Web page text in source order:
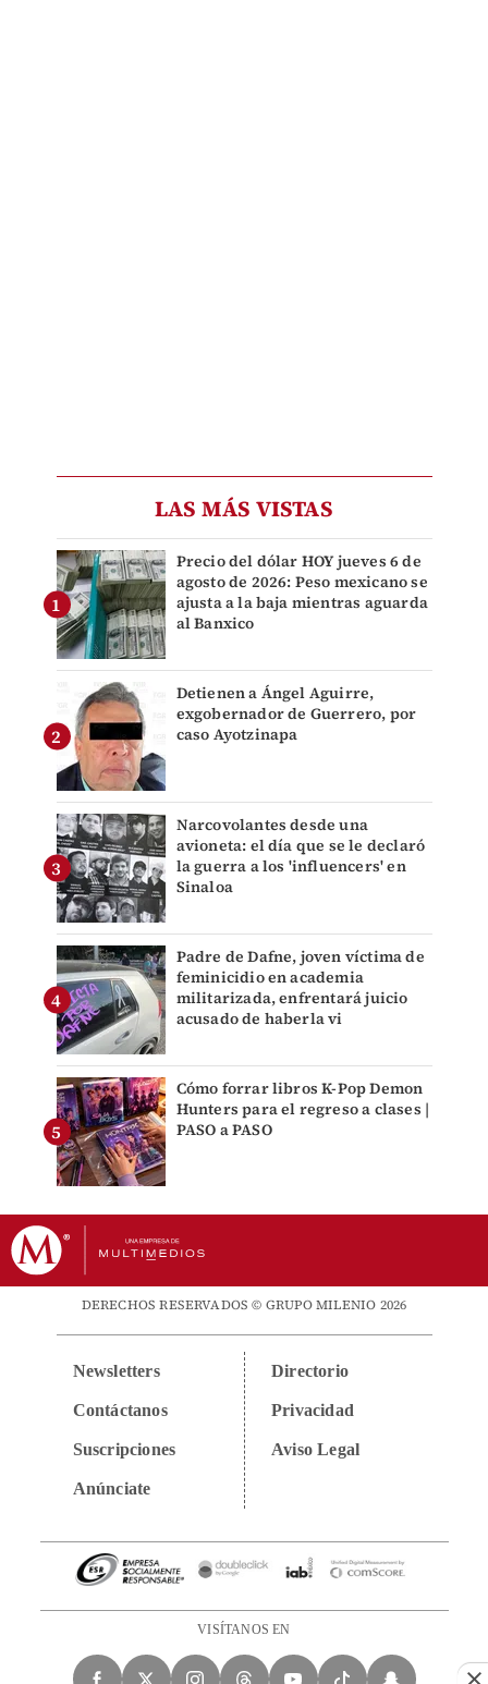
LAS MÁS VISTAS
Precio del dólar HOY jueves 6 de
agosto de 2026: Peso mexicano se
ajusta a la baja mientras aguarda
al Banxico
Detienen a Ángel Aguirre,
exgobernador de Guerrero, por
caso Ayotzinapa
Narcovolantes desde una
avioneta: el día que se le declaró
la guerra a los 'influencers' en
Sinaloa
Padre de Dafne, joven víctima de
feminicidio en academia
militarizada, enfrentará juicio
acusado de haberla vi
Cómo forrar libros K-Pop Demon
Hunters para el regreso a clases |
PASO a PASO
DERECHOS RESERVADOS © GRUPO MILENIO 2026
Newsletters
Contáctanos
Suscripciones
Anúnciate
Directorio
Privacidad
Aviso Legal
VISÍTANOS EN